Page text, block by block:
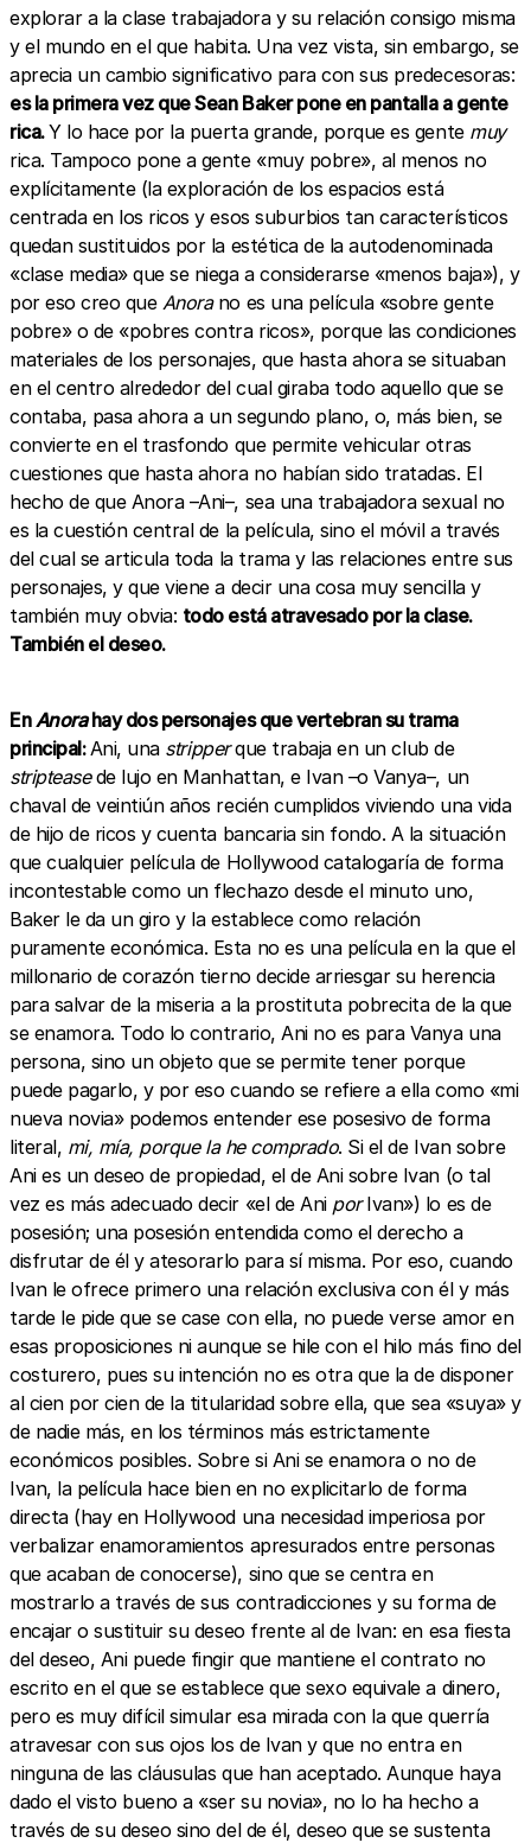
explorar a la clase trabajadora y su relación consigo misma
y el mundo en el que habita. Una vez vista, sin embargo, se
aprecia un cambio significativo para con sus predecesoras:
es la primera vez que Sean Baker pone en pantalla a gente
rica.Y lo hace por la puerta grande, porque es gente muy
rica. Tampoco pone a gente «muy pobre», al menos no
explícitamente (la exploración de los espacios está
centrada en los ricos y esos suburbios tan característicos
quedan sustituidos por la estética de la autodenominada
«clase media» que se niega a considerarse «menos baja»), y
por eso creo que Anora no es una película «sobre gente
pobre» o de «pobres contra ricos», porque las condiciones
materiales de los personajes, que hasta ahora se situaban
en el centro alrededor del cual giraba todo aquello que se
contaba, pasa ahora a un segundo plano, o, más bien, se
convierte en el trasfondo que permite vehicular otras
cuestiones que hasta ahora no habían sido tratadas. El
hecho de que Anora –Ani–, sea una trabajadora sexual no
es la cuestión central de la película, sino el móvil a través
del cual se articula toda la trama y las relaciones entre sus
personajes, y que viene a decir una cosa muy sencilla y
también muy obvia: todo está atravesado por la clase.
También el deseo.
EnAnorahay dos personajes que vertebran su trama
principal: Ani, una stripperque trabaja en un club de
stripteasede lujo en Manhattan, e Ivan –o Vanya–, un
chaval de veintiún años recién cumplidos viviendo una vida
de hijo de ricos y cuenta bancaria sin fondo. A la situación
que cualquier película de Hollywood catalogaría de forma
incontestable como un flechazo desde el minuto uno,
Baker le da un giro y la establece como relación
puramente económica. Esta no es una película en la que el
millonario de corazón tierno decide arriesgar su herencia
para salvar de la miseria a la prostituta pobrecita de la que
se enamora. Todo lo contrario, Ani no es para Vanya una
persona, sino un objeto que se permite tener porque
puede pagarlo, y por eso cuando se refiere a ella como «mi
nueva novia» podemos entender ese posesivo de forma
literal, mi, mía, porque la he comprado. Si el de Ivan sobre
Ani es un deseo de propiedad, el de Ani sobre Ivan (o tal
vez es más adecuado decir «el de Ani porIvan») lo es de
posesión; una posesión entendida como el derecho a
disfrutar de él y atesorarlo para sí misma. Por eso, cuando
Ivan le ofrece primero una relación exclusiva con él y más
tarde le pide que se case con ella, no puede verse amor en
esas proposiciones ni aunque se hile con el hilo más fino del
costurero, pues su intención no es otra que la de disponer
al cien por cien de la titularidad sobre ella, que sea «suya» y
de nadie más, en los términos más estrictamente
económicos posibles. Sobre si Ani se enamora o no de
Ivan, la película hace bien en no explicitarlo de forma
directa (hay en Hollywood una necesidad imperiosa por
verbalizar enamoramientos apresurados entre personas
que acaban de conocerse), sino que se centra en
mostrarlo a través de sus contradicciones y su forma de
encajar o sustituir su deseo frente al de Ivan: en esa fiesta
del deseo, Ani puede fingir que mantiene el contrato no
escrito en el que se establece que sexo equivale a dinero,
pero es muy difícil simular esa mirada con la que querría
atravesar con sus ojos los de Ivan y que no entra en
ninguna de las cláusulas que han aceptado. Aunque haya
dado el visto bueno a «ser su novia», no lo ha hecho a
través de su deseo sino del de él, deseo que se sustenta